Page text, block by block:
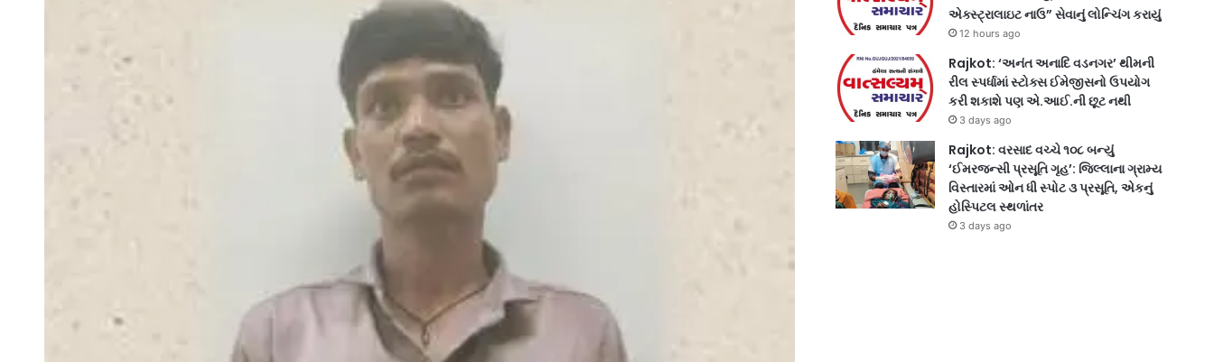
એક્સ્ટ્રાલાઇટ નાઉ” સેવાનું લોન્ચિંગ કરાયું
12 hours ago
Rajkot: ‘અનંત અનાદિ વડનગર’ થીમની
રીલ સ્પર્ધામાં સ્ટોક્સ ઈમેજીસનો ઉપયોગ
કરી શકાશે પણ એ.આઈ.ની છૂટ નથી
3 days ago
Rajkot: વરસાદ વચ્ચે ૧૦૮ બન્યું
‘ઈમરજન્સી પ્રસૂતિ ગૃહ’: જિલ્લાના ગ્રામ્ય
વિસ્તારમાં ઓન ધી સ્પોટ ૩ પ્રસૂતિ, એકનું
હોસ્પિટલ સ્થળાંતર
3 days ago